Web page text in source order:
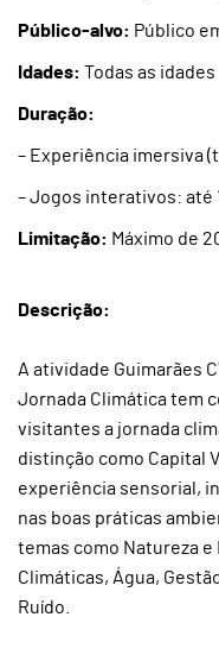
Público-alvo: Público
Idades: Todas as idades
Duração:
– Experiência imersiva
– Jogos interativos: até
Limitação: Máximo de
Descrição:
A atividade Guimarães
Jornada Climática tem
visitantes a jornada
distinção como Capital
experiência sensorial,
nas boas práticas
temas como Natureza
Climáticas, Água,
Ruído.